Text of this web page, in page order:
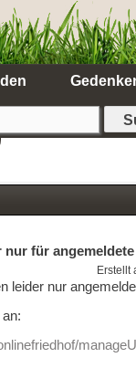
nur für
Erstellt
leider nur